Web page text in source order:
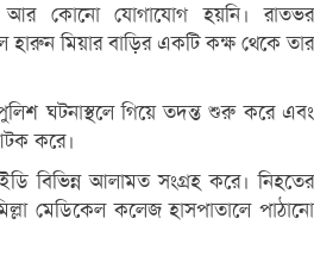
আর কোনো যোগাযোগ হয়নি। রাতভর
মিয়ার বাড়ির একটি কক্ষ থেকে তার
ঘটনাস্থলে গিয়ে তদন্ত শুরু করে এবং
আটক করে।
বিভিন্ন আলামত সংগ্রহ করে। নিহতের
মেডিকেল কলেজ হাসপাতালে পাঠানো